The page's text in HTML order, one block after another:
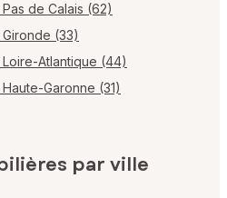
de Calais (62)
(33)
Atlantique (44)
Garonne (31)
par ville